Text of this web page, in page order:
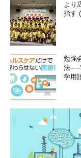
より
指す
勉強
法──
学用